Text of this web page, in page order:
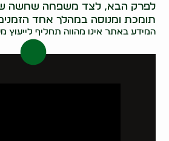
לפרק הבא, לצד משפחה שחשה
תומכת ומנוסה במהלך אחד
המידע באתר אינו מהווה תחליף לייעוץ